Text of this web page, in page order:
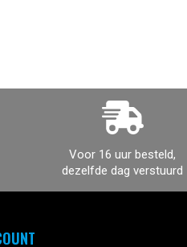
Voor 16 uur besteld,
dezelfde dag verstuurd